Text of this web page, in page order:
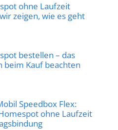
ohne Laufzeit
zeigen, wie es geht
bestellen – das
beim Kauf beachten
Speedbox Flex:
ohne Laufzeit